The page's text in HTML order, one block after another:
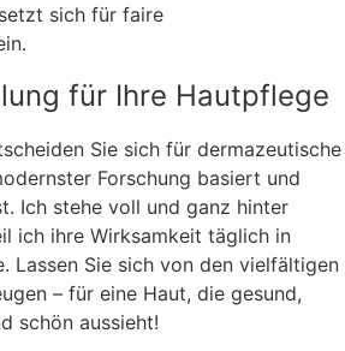
sich für faire
für Ihre Hautpflege
Sie sich für dermazeutische
Forschung basiert und
Ich stehe voll und ganz hinter
ich ihre Wirksamkeit täglich in
Lassen Sie sich von den vielfältigen
– für eine Haut, die gesund,
schön aussieht!